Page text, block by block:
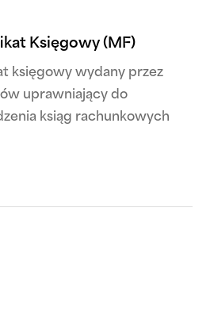
Księgowy (MF)
księgowy wydany przez
uprawniający do
ksiąg rachunkowych